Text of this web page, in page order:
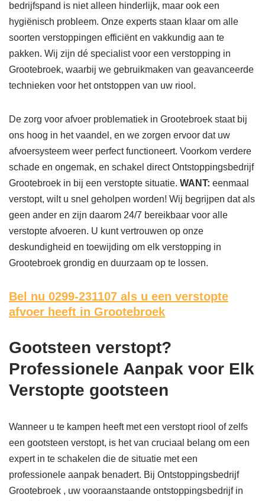
bedrijfspand is niet alleen hinderlijk, maar ook een
hygiënisch probleem. Onze experts staan klaar om alle
soorten verstoppingen efficiënt en vakkundig aan te
pakken. Wij zijn dé specialist voor een verstopping in
Grootebroek, waarbij we gebruikmaken van geavanceerde
technieken voor het ontstoppen van uw riool.
De zorg voor afvoer problematiek in Grootebroek staat bij
ons hoog in het vaandel, en we zorgen ervoor dat uw
afvoersysteem weer perfect functioneert. Voorkom verdere
schade en ongemak, en schakel direct Ontstoppingsbedrijf
Grootebroek in bij een verstopte situatie. WANT: eenmaal
verstopt, wilt u snel geholpen worden! Wij begrijpen dat als
geen ander en zijn daarom 24/7 bereikbaar voor alle
verstopte afvoeren. U kunt vertrouwen op onze
deskundigheid en toewijding om elk verstopping in
Grootebroek grondig en duurzaam op te lossen.
Bel nu 0299-231107 als u een verstopte
afvoer heeft in Grootebroek
Gootsteen verstopt?
Professionele Aanpak voor Elk
Verstopte gootsteen
Wanneer u te kampen heeft met een verstopt riool of zelfs
een gootsteen verstopt, is het van cruciaal belang om een
expert in te schakelen die de situatie met een
professionele aanpak benadert. Bij Ontstoppingsbedrijf
Grootebroek , uw vooraanstaande ontstoppingsbedrijf in